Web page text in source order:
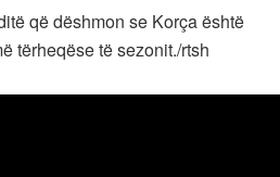
që dëshmon se Korça është
tërheqëse të sezonit./rtsh